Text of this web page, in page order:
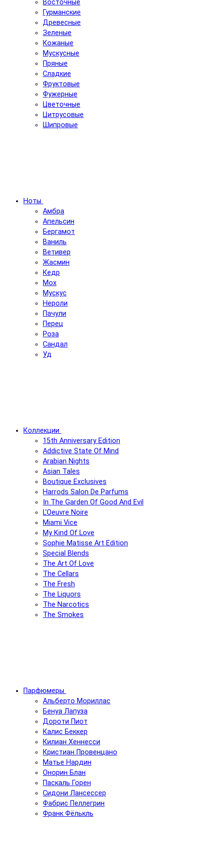
Восточные
Гурманские
Древесные
Зеленые
Кожаные
Мускусные
Пряные
Сладкие
Фруктовые
Фужерные
Цветочные
Цитрусовые
Шипровые
Ноты
Амбра
Апельсин
Бергамот
Ваниль
Ветивер
Жасмин
Кедр
Мох
Мускус
Нероли
Пачули
Перец
Роза
Сандал
Уд
Коллекции
15th Anniversary Edition
Addictive State Of Mind
Arabian Nights
Asian Tales
Boutique Exclusives
Harrods Salon De Parfums
In The Garden Of Good And Evil
L'Oeuvre Noire
Miami Vice
My Kind Of Love
Sophie Matisse Art Edition
Special Blends
The Art Of Love
The Cellars
The Fresh
The Liquors
The Narcotics
The Smokes
Парфюмеры
Альберто Мориллас
Бенуа Лапуза
Дороти Пиот
Калис Беккер
Килиан Хеннесси
Кристиан Провенцано
Матье Нардин
Онорин Блан
Паскаль Горен
Сидони Лансессер
Фабрис Пеллегрин
Франк Фёлькль